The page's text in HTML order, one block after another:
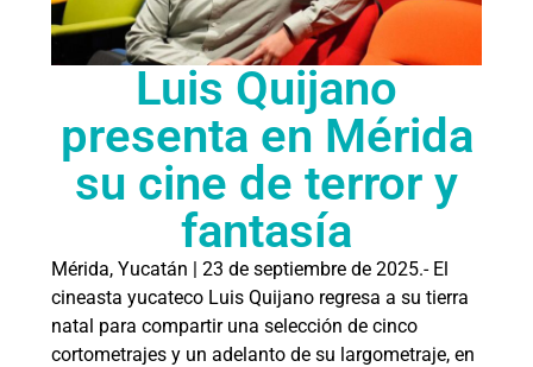
Luis Quijano
presenta en Mérida
su cine de terror y
fantasía
Mérida, Yucatán | 23 de septiembre de 2025.- El
cineasta yucateco Luis Quijano regresa a su tierra
natal para compartir una selección de cinco
cortometrajes y un adelanto de su largometraje, en